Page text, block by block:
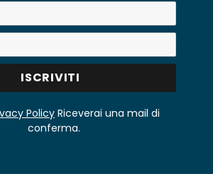
Policy Riceverai una mail di
conferma.